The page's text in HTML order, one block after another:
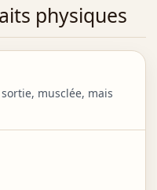
physiques
musclée, mais